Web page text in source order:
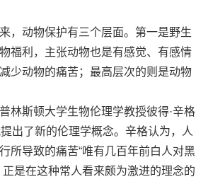
动物保护有三个层面。第一是野生
福利，主张动物也是有感觉、有感情
少动物的痛苦；最高层次的则是动物
斯顿大学生物伦理学教授彼得·辛格
出了新的伦理学概念。辛格认为，人
所导致的痛苦“唯有几百年前白人对黑
正是在这种常人看来颇为激进的理念的